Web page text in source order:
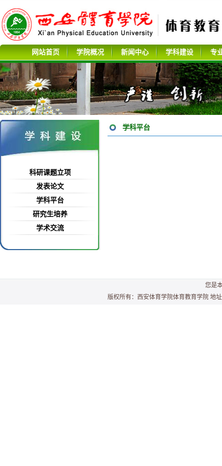
网站首页 学院概况 新闻中心 学科建设 专
科研课题立项
发表论文
学科平台
研究生培养
学术交流
学科平台
您是
版权所有：西安体育学院体育教育学院 地